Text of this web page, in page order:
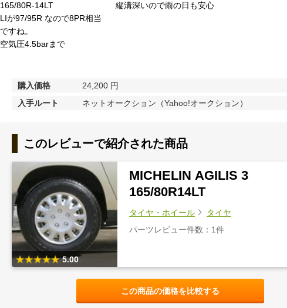
165/80R-14LT
LIが97/95R なので8PR相当
ですね。
空気圧4.5barまで
縦溝深いので雨の日も安心
購入価格
24,200 円
入手ルート
ネットオークション（Yahoo!オークション）
このレビューで紹介された商品
5.00
MICHELIN AGILIS 3
165/80R14LT
タイヤ・ホイール
タイヤ
パーツレビュー件数：1件
この商品の価格を比較する